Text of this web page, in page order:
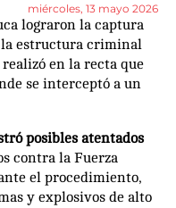
miércoles, 13 mayo 2026
lograron la captura
la estructura criminal
realizó en la recta que
se interceptó a un
posibles atentados
contra la Fuerza
el procedimiento,
y explosivos de alto